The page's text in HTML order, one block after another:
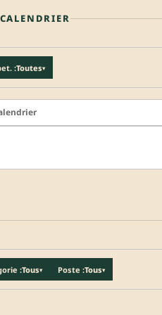
:Toutes▾
:Tous▾ Poste :Tous▾